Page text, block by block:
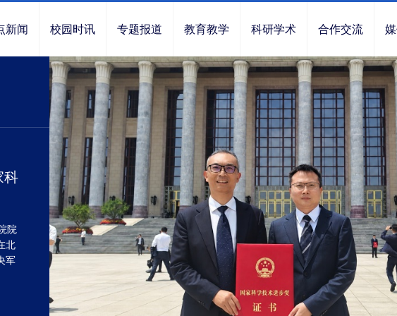
新闻 校园时讯 专题报道 教育教学 科研学术 合作交流
科
院
北
军